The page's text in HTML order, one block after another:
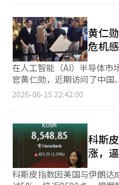
点，但部分涨幅回落，最终在1030
场，个人和机构分别净买入
数的上涨。相反，外国投资者净卖
票表现出现差异。阿尔特基
生态动力材料（7.09%）、
（2.14%）、HPSP（
（-2.60%）、元益IPS（-
科技（-12.75%）则表现疲
地回答：“没有自动驾驶功能。” 大多数网友对管理
积极互动表示赞赏，称：“
小时在这里搞笑。” 其他网友也表示：“车子完成了比赛，管理
员也完成了比赛”，“这是
动”，“紧张的比赛和聊天氛围真的很
小时的完成不仅展示了
了与粉丝积极互动的新汽车
国内粉丝来说，管理员的幽
前，外国投资者连续23个交
需压力。 在此期间，卖空
者的日均卖空交易金额约为
加了约43%。与两个月前的
在整体卖空交易中，外国投
的卖空占比为75.7%，较上
个月前的66.0%相比，增幅
卖空交易金额仅为8600亿韩
和借出股票的交易，通常被
借入余额从今年1月的约
元，五个月内增长了约
加，但在此期间，整体借
升至53.1%，显示出外国投
断言借入余额的增加直接导
黄仁
危机感
在人工智能（AI）半导体市
官黄仁勋，近期访问了中国
了日本的危机感。尽管日本
官在5月至6月期间访问了中
视。”这表明日本在半导体
本可能在AI革命中落后。 黄仁勋在上月底至本月初期间，先后访问
了台湾和韩国。他在台湾
国则表示：“我来是为了感
2026-06-15 22:42:00
科斯
涨，
科斯皮指数因美国与伊朗达